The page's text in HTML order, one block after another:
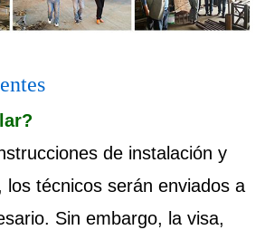
de instalación y
los técnicos serán enviados a
Sin embargo, la visa,